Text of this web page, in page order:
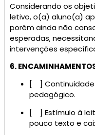
Considerando os
letivo, o(a) aluno(a)
porém ainda não
esperadas,
intervenções
6.
[ ] Continuidade
pedagógico.
[ ] Estímulo à
pouco texto e